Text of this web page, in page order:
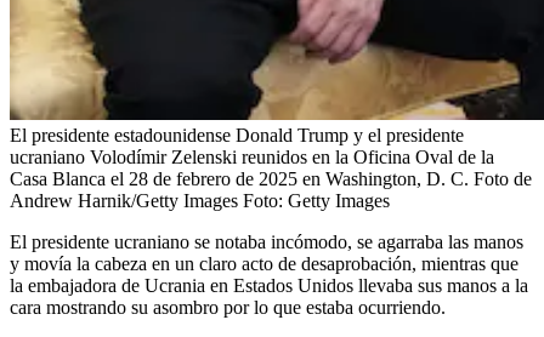
El presidente estadounidense Donald Trump y el presidente
ucraniano Volodímir Zelenski reunidos en la Oficina Oval de la
Casa Blanca el 28 de febrero de 2025 en Washington, D. C. Foto de
Andrew Harnik/Getty Images Foto: Getty Images
El presidente ucraniano se notaba incómodo, se agarraba las manos
y movía la cabeza en un claro acto de desaprobación, mientras que
la embajadora de Ucrania en Estados Unidos llevaba sus manos a la
cara mostrando su asombro por lo que estaba ocurriendo.